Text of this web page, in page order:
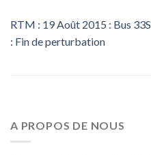
RTM : 19 Août 2015 : Bus 33S
: Fin de perturbation
A PROPOS DE NOUS